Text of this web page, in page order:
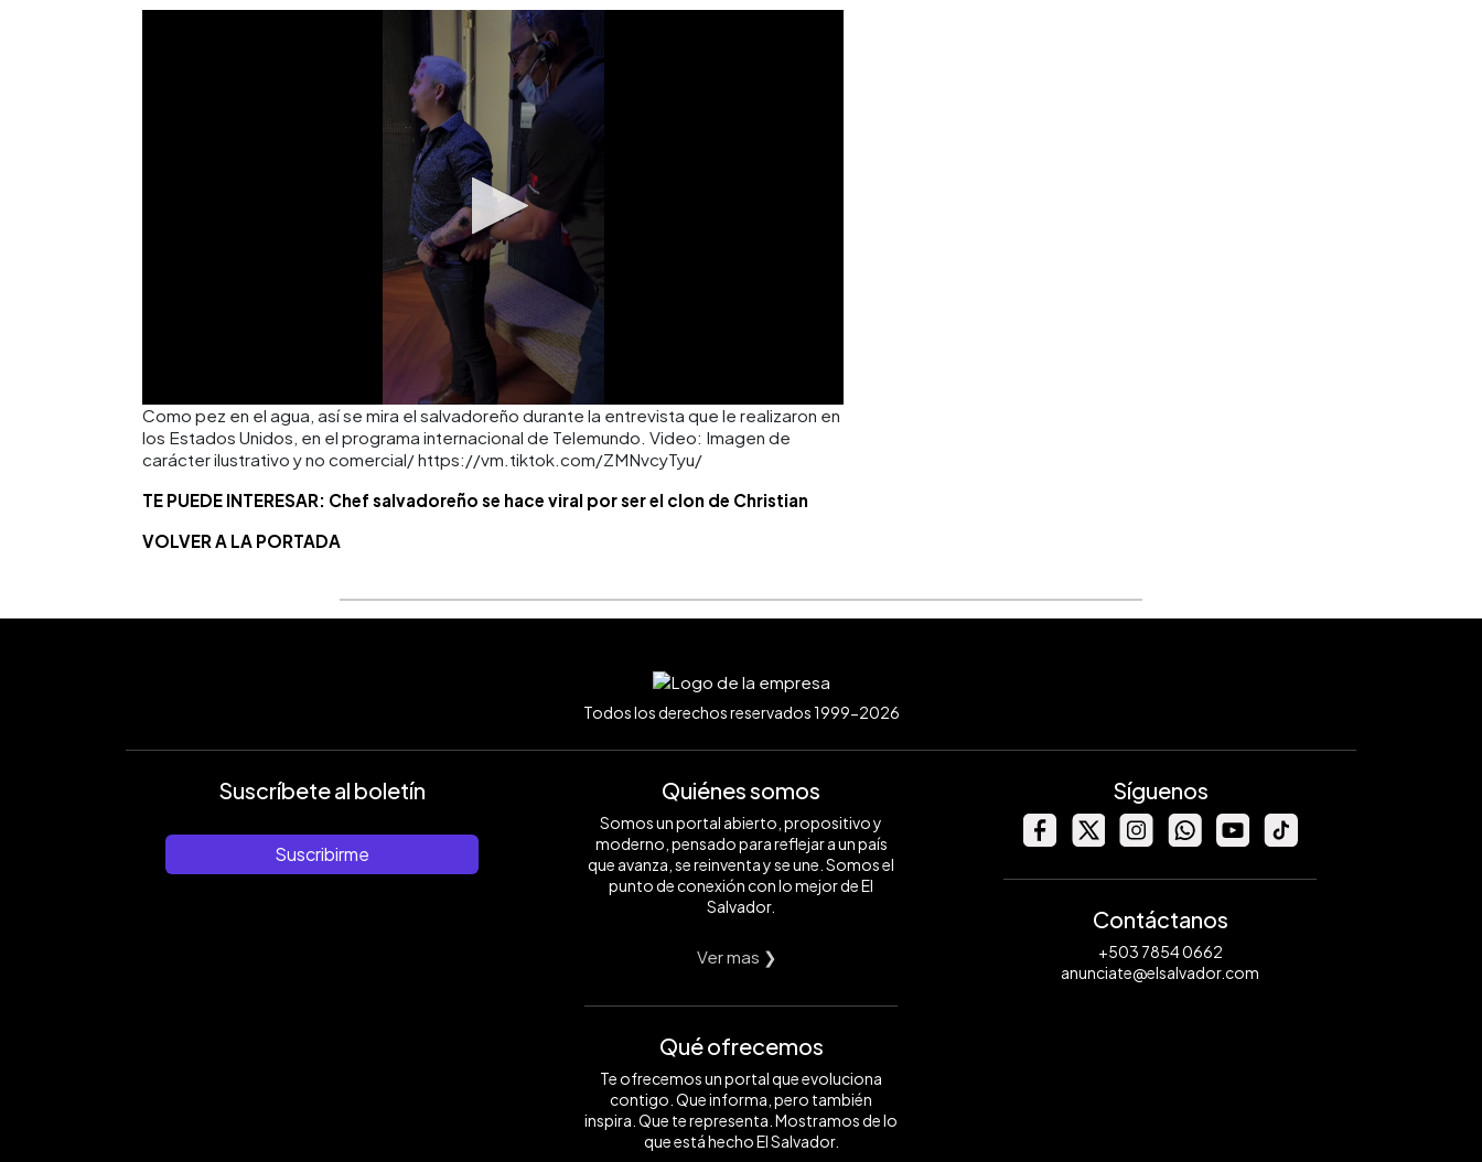
Como pez en el agua, así se mira el salvadoreño durante la entrevista que le realizaron en
los Estados Unidos, en el programa internacional de Telemundo. Video: Imagen de
carácter ilustrativo y no comercial/ https://vm.tiktok.com/ZMNvcyTyu/
TE PUEDE INTERESAR: Chef salvadoreño se hace viral por ser el clon de Christian
VOLVER A LA PORTADA
Todos los derechos reservados 1999-2026
Suscríbete al boletín
Suscribirme
Quiénes somos
Somos un portal abierto, propositivo y
moderno, pensado para reflejar a un país
que avanza, se reinventa y se une. Somos el
punto de conexión con lo mejor de El
Salvador.
Ver mas ❯
Qué ofrecemos
Te ofrecemos un portal que evoluciona
contigo. Que informa, pero también
inspira. Que te representa. Mostramos de lo
que está hecho El Salvador.
Síguenos
Contáctanos
+503 7854 0662
anunciate@elsalvador.com